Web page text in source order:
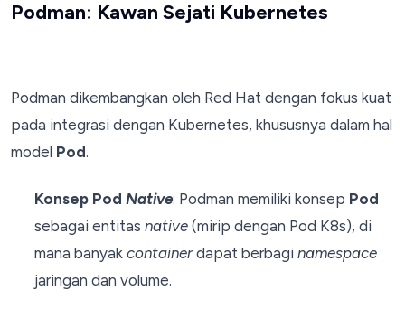
Podman: Kawan Sejati Kubernetes
Podman dikembangkan oleh Red Hat dengan fokus kuat
pada integrasi dengan Kubernetes, khususnya dalam hal
model Pod.
Konsep Pod Native: Podman memiliki konsep Pod
sebagai entitas native(mirip dengan Pod K8s), di
mana banyak containerdapat berbagi namespace
jaringan dan volume.